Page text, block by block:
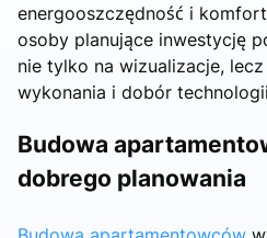
energooszczędność i
osoby planujące inwestycję
nie tylko na wizualizacje,
wykonania i dobór
Budowa
dobrego planowania